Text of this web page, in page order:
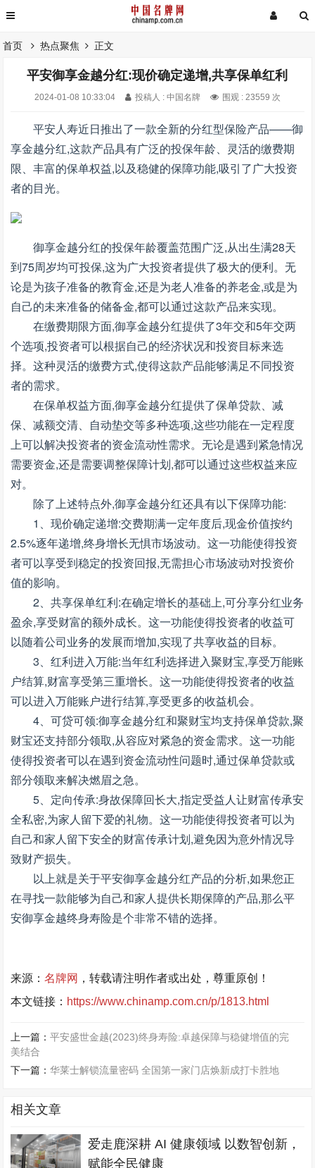
首页 热点聚焦 正文
平安御享金越分红:现价确定递增,共享保单红利
2024-01-08 10:33:04 投稿人 : 中国名牌 围观 : 23559 次
平安人寿近日推出了一款全新的分红型保险产品——御
享金越分红,这款产品具有广泛的投保年龄、灵活的缴费期
限、丰富的保单权益,以及稳健的保障功能,吸引了广大投资
者的目光。
御享金越分红的投保年龄覆盖范围广泛,从出生满28天
到75周岁均可投保,这为广大投资者提供了极大的便利。无
论是为孩子准备的教育金,还是为老人准备的养老金,或是为
自己的未来准备的储备金,都可以通过这款产品来实现。
在缴费期限方面,御享金越分红提供了3年交和5年交两
个选项,投资者可以根据自己的经济状况和投资目标来选
择。这种灵活的缴费方式,使得这款产品能够满足不同投资
者的需求。
在保单权益方面,御享金越分红提供了保单贷款、减
保、减额交清、自动垫交等多种选项,这些功能在一定程度
上可以解决投资者的资金流动性需求。无论是遇到紧急情况
需要资金,还是需要调整保障计划,都可以通过这些权益来应
对。
除了上述特点外,御享金越分红还具有以下保障功能:
1、现价确定递增:交费期满一定年度后,现金价值按约
2.5%逐年递增,终身增长无惧市场波动。这一功能使得投资
者可以享受到稳定的投资回报,无需担心市场波动对投资价
值的影响。
2、共享保单红利:在确定增长的基础上,可分享分红业务
盈余,享受财富的额外成长。这一功能使得投资者的收益可
以随着公司业务的发展而增加,实现了共享收益的目标。
3、红利进入万能:当年红利选择进入聚财宝,享受万能账
户结算,财富享受第三重增长。这一功能使得投资者的收益
可以进入万能账户进行结算,享受更多的收益机会。
4、可贷可领:御享金越分红和聚财宝均支持保单贷款,聚
财宝还支持部分领取,从容应对紧急的资金需求。这一功能
使得投资者可以在遇到资金流动性问题时,通过保单贷款或
部分领取来解决燃眉之急。
5、定向传承:身故保障回长大,指定受益人让财富传承安
全私密,为家人留下爱的礼物。这一功能使得投资者可以为
自己和家人留下安全的财富传承计划,避免因为意外情况导
致财产损失。
以上就是关于平安御享金越分红产品的分析,如果您正
在寻找一款能够为自己和家人提供长期保障的产品,那么平
安御享金越终身寿险是个非常不错的选择。
来源：名牌网 ，转载请注明作者或出处，尊重原创！
本文链接： https://www.chinamp.com.cn/p/1813.html
上一篇：平安盛世金越(2023)终身寿险:卓越保障与稳健增值的完
美结合
下一篇：华莱士解锁流量密码 全国第一家门店焕新成打卡胜地
相关文章
爱走鹿深耕 AI 健康领域 以数智创新，
赋能全民健康